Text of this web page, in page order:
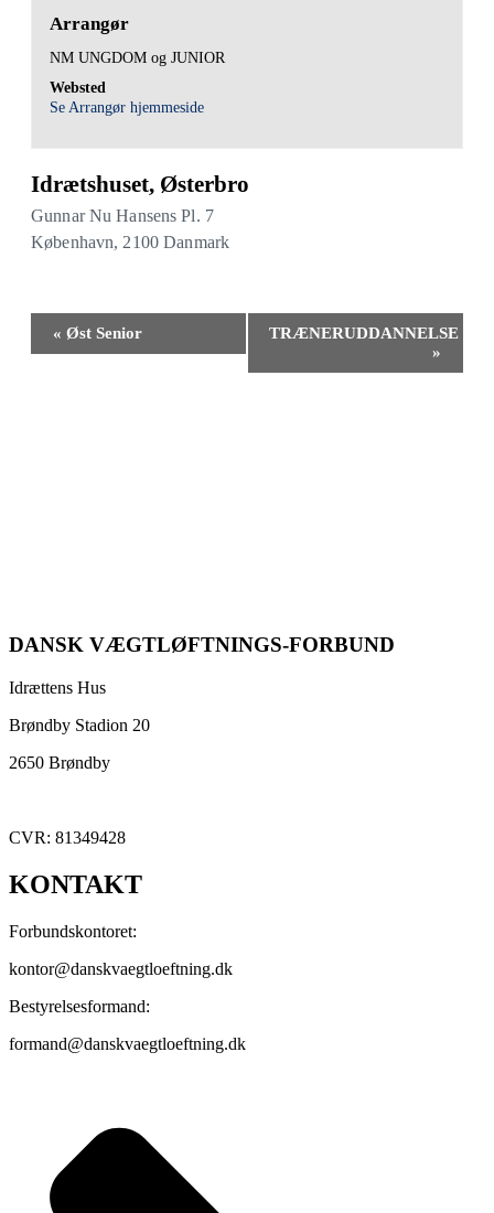
Arrangør
NM UNGDOM og JUNIOR
Websted
Se Arrangør hjemmeside
Idrætshuset, Østerbro
Gunnar Nu Hansens Pl. 7
København, 2100 Danmark
Begivenhed
Navigation
« Øst Senior
TRÆNERUDDANNELSE
»
DANSK VÆGTLØFTNINGS-FORBUND
Idrættens Hus
Brøndby Stadion 20
2650 Brøndby
CVR: 81349428
KONTAKT
Forbundskontoret:
kontor@danskvaegtloeftning.dk
Bestyrelsesformand:
formand@danskvaegtloeftning.dk